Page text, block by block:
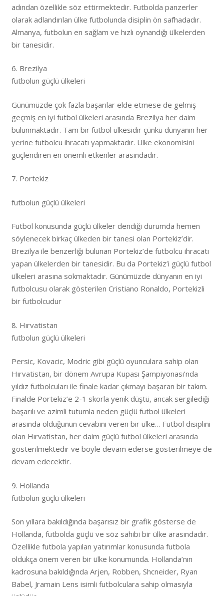
adından özellikle söz ettirmektedir. Futbolda panzerler
olarak adlandırılan ülke futbolunda disiplin ön safhadadır.
Almanya, futbolun en sağlam ve hızlı oynandığı ülkelerden
bir tanesidir.
6. Brezilya
futbolun güçlü ülkeleri
Günümüzde çok fazla başarılar elde etmese de gelmiş
geçmiş en iyi futbol ülkeleri arasında Brezilya her daim
bulunmaktadır. Tam bir futbol ülkesidir çünkü dünyanın her
yerine futbolcu ihracatı yapmaktadır. Ülke ekonomisini
güçlendiren en önemli etkenler arasındadır.
7. Portekiz
futbolun güçlü ülkeleri
Futbol konusunda güçlü ülkeler dendiği durumda hemen
söylenecek birkaç ülkeden bir tanesi olan Portekiz’dir.
Brezilya ile benzerliği bulunan Portekiz’de futbolcu ihracatı
yapan ülkelerden bir tanesidir. Bu da Portekiz’i güçlü futbol
ülkeleri arasına sokmaktadır. Günümüzde dünyanın en iyi
futbolcusu olarak gösterilen Cristiano Ronaldo, Portekizli
bir futbolcudur
8. Hırvatistan
futbolun güçlü ülkeleri
Persic, Kovacic, Modric gibi güçlü oyunculara sahip olan
Hırvatistan, bir dönem Avrupa Kupası Şampiyonası’nda
yıldız futbolcuları ile finale kadar çıkmayı başaran bir takım.
Finalde Portekiz’e 2-1 skorla yenik düştü, ancak sergilediği
başarılı ve azimli tutumla neden güçlü futbol ülkeleri
arasında olduğunun cevabını veren bir ülke… Futbol disiplini
olan Hırvatistan, her daim güçlü futbol ülkeleri arasında
gösterilmektedir ve böyle devam ederse gösterilmeye de
devam edecektir.
9. Hollanda
futbolun güçlü ülkeleri
Son yıllara bakıldığında başarısız bir grafik gösterse de
Hollanda, futbolda güçlü ve söz sahibi bir ülke arasındadır.
Özellikle futbola yapılan yatırımlar konusunda futbola
oldukça önem veren bir ülke konumunda. Hollanda’nın
kadrosuna bakıldığında Arjen, Robben, Shcneider, Ryan
Babel, Jramain Lens isimli futbolculara sahip olmasıyla